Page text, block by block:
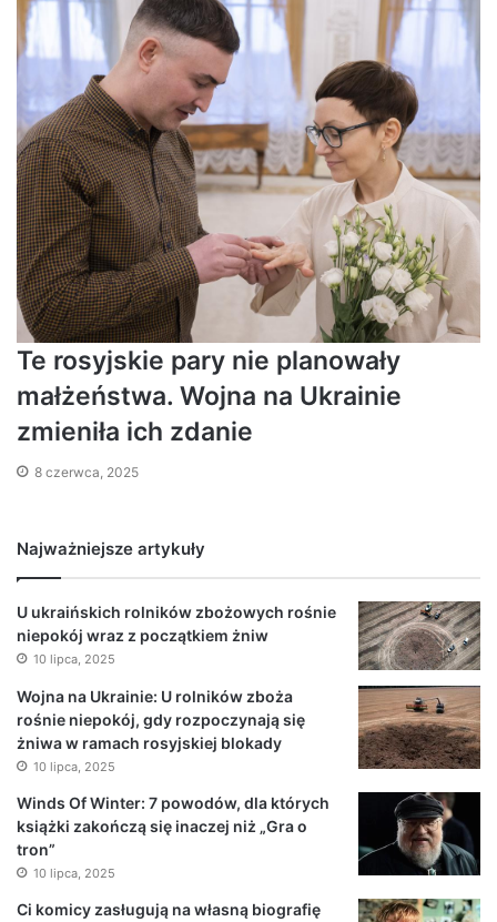
Te rosyjskie pary nie planowały
małżeństwa. Wojna na Ukrainie
zmieniła ich zdanie
8 czerwca, 2025
Najważniejsze artykuły
U ukraińskich rolników zbożowych rośnie
niepokój wraz z początkiem żniw
10 lipca, 2025
Wojna na Ukrainie: U rolników zboża
rośnie niepokój, gdy rozpoczynają się
żniwa w ramach rosyjskiej blokady
10 lipca, 2025
Winds Of Winter: 7 powodów, dla których
książki zakończą się inaczej niż „Gra o
tron”
10 lipca, 2025
Ci komicy zasługują na własną biografię